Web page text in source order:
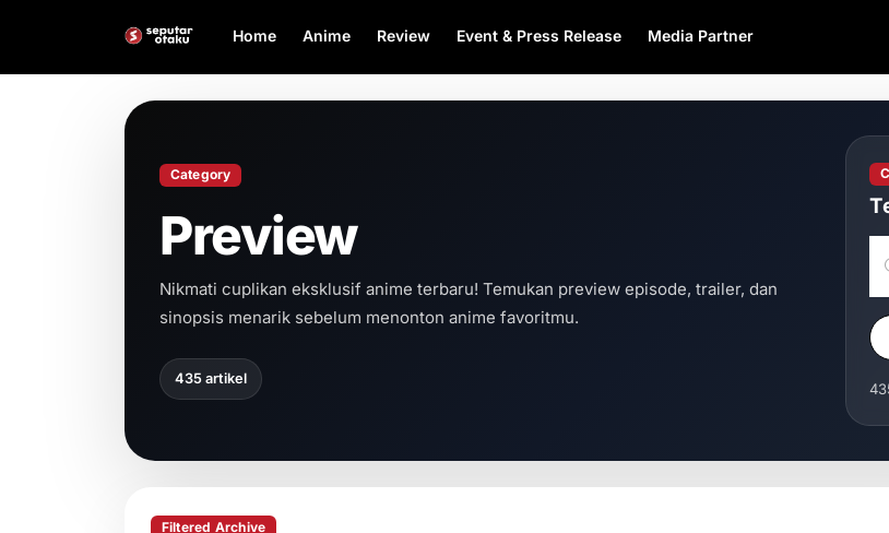
Home Anime Review Event & Press Release Media Partner
Category
Preview
Nikmati cuplikan eksklusif anime terbaru! Temukan preview episode, trailer, dan
sinopsis menarik sebelum menonton anime favoritmu.
435 artikel
Filtered Archive